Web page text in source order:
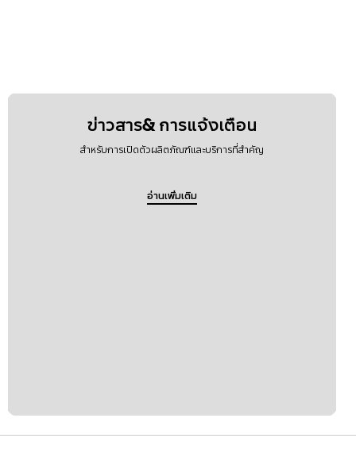
ข่าวสาร& การแจ้งเตือน
สำหรับการเปิดตัวผลิตภัณฑ์และบริการที่สำคัญ
อ่านเพิ่มเติม